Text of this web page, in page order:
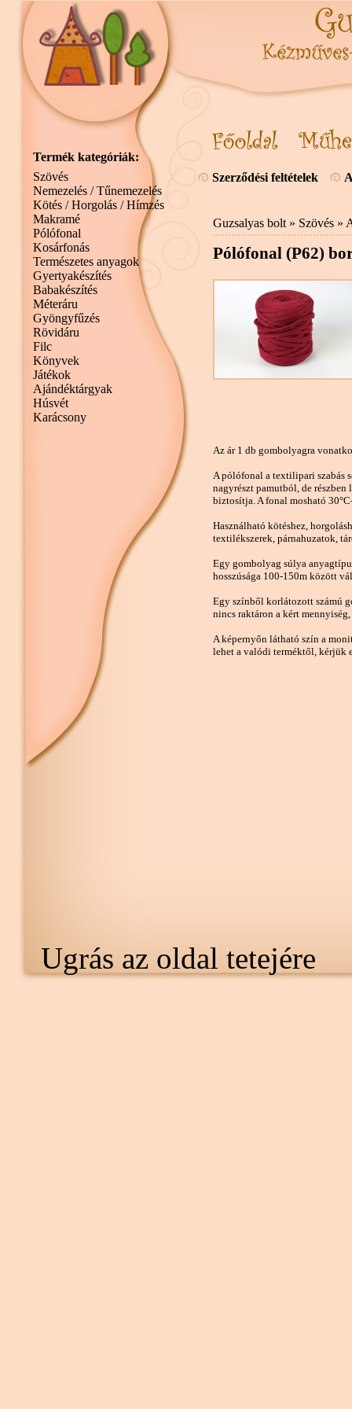
Szerződési feltételek
Guzsalyas bolt » Szövés »
Pólófonal (P62)
Az ár 1 db gombolyagra
A pólófonal a textilipari szabás
nagyrészt pamutból, de részben
biztosítja. A fonal mosható
Használható kötéshez,
textilékszerek, párnahuzatok,
Egy gombolyag súlya
hosszúsága 100-150m között
Egy színből korlátozott számú
nincs raktáron a kért
A képernyőn látható szín a
lehet a valódi terméktől, kérjük
Termék kategóriák:
Szövés
Nemezelés / Tűnemezelés
Kötés / Horgolás / Hímzés
Makramé
Pólófonal
Kosárfonás
Természetes anyagok
Gyertyakészítés
Babakészítés
Méteráru
Gyöngyfűzés
Rövidáru
Filc
Könyvek
Játékok
Ajándéktárgyak
Húsvét
Karácsony
Ugrás az oldal tetejére